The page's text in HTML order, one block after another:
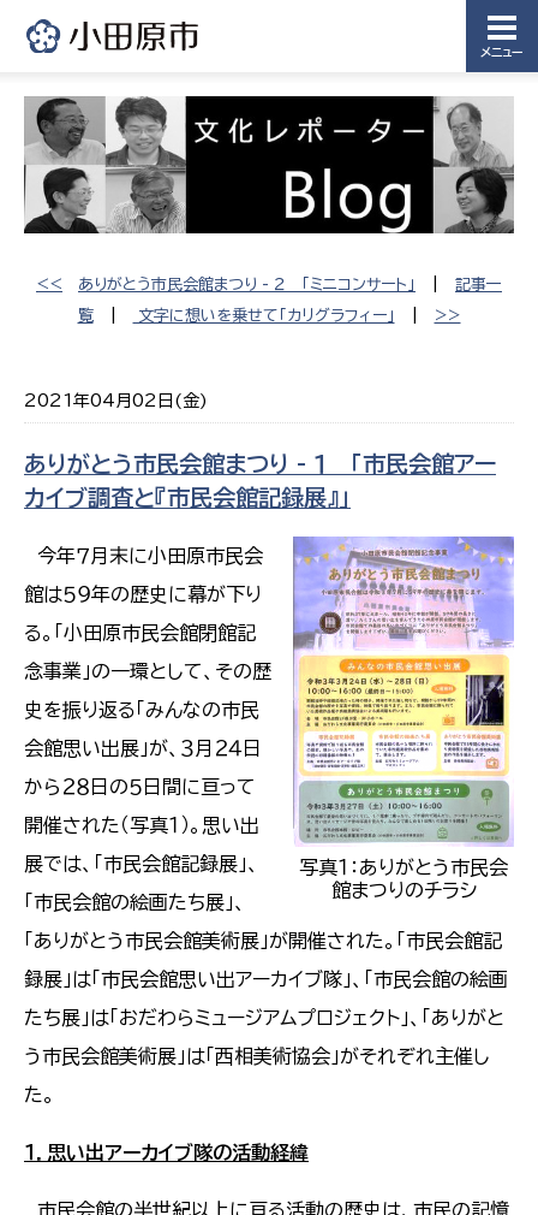
メニュー
<< ありがとう市民会館まつり - ２ 「ミニコンサート」
記事一
覧| 文字に想いを乗せて「カリグラフィー」 >>
2021年04月02日(金)
ありがとう市民会館まつり - １ 「市民会館アー
カイブ調査と『市民会館記録展』」
写真１：ありがとう市民会
館まつりのチラシ
今年７月末に小田原市民会
館は５９年の歴史に幕が下り
る。「小田原市民会館閉館記
念事業」の一環として、その歴
史を振り返る「みんなの市民
会館思い出展」が、３月２４日
から２８日の５日間に亘って
開催された（写真１）。思い出
展では、「市民会館記録展」、
「市民会館の絵画たち展」、
「ありがとう市民会館美術展」が開催された。「市民会館記
録展」は「市民会館思い出アーカイブ隊」、「市民会館の絵画
たち展」は「おだわらミュージアムプロジェクト」、「ありがと
う市民会館美術展」は「西相美術協会」がそれぞれ主催し
た。
１．思い出アーカイブ隊の活動経緯
市民会館の半世紀以上に亘る活動の歴史は、市民の記憶